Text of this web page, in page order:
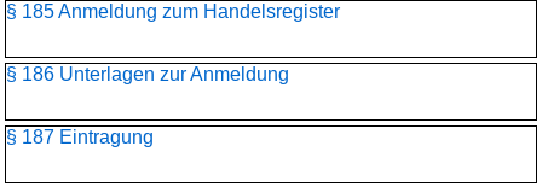
§ 185 Anmeldung zum Handelsregister
§ 186 Unterlagen zur Anmeldung
§ 187 Eintragung